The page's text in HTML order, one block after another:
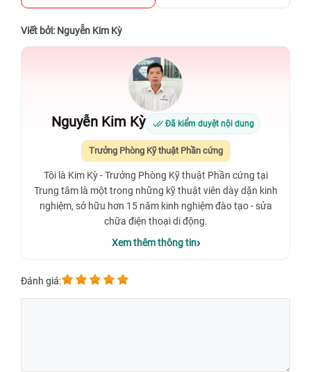
Viết bởi: Nguyễn Kim Kỳ
Nguyễn Kim Kỳ Đã kiểm duyệt nội dung
Trưởng Phòng Kỹ thuật Phần cứng
Tôi là Kim Kỳ - Trưởng Phòng Kỹ thuật Phần cứng tại
Trung tâm là một trong những kỹ thuật viên dày dặn kinh
nghiệm, sở hữu hơn 15 năm kinh nghiệm đào tạo - sửa
chữa điện thoại di động.
Xem thêm thông tin
Đánh giá: